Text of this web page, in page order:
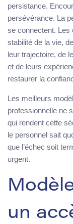
persistance.
persévérance. La
se connectent. Les
stabilité de la vie,
leur trajectoire, de
et de leurs
restaurer la
Les meilleurs
professionnelle ne
qui rendent cette
le personnel sait
que l’échec soit
urgent.
un